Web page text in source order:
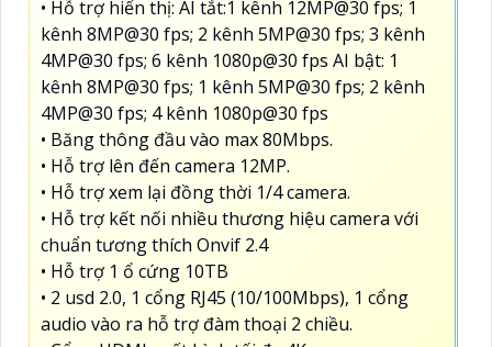
• Hỗ trợ hiển thị: AI tắt:1 kênh 12MP@30 fps; 1
kênh 8MP@30 fps; 2 kênh 5MP@30 fps; 3 kênh
4MP@30 fps; 6 kênh 1080p@30 fps AI bật: 1
kênh 8MP@30 fps; 1 kênh 5MP@30 fps; 2 kênh
4MP@30 fps; 4 kênh 1080p@30 fps
• Băng thông đầu vào max 80Mbps.
• Hỗ trợ lên đến camera 12MP.
• Hỗ trợ xem lại đồng thời 1/4 camera.
• Hỗ trợ kết nối nhiều thương hiệu camera với
chuẩn tương thích Onvif 2.4
• Hỗ trợ 1 ổ cứng 10TB
• 2 usd 2.0, 1 cổng RJ45 (10/100Mbps), 1 cổng
audio vào ra hỗ trợ đàm thoại 2 chiều.